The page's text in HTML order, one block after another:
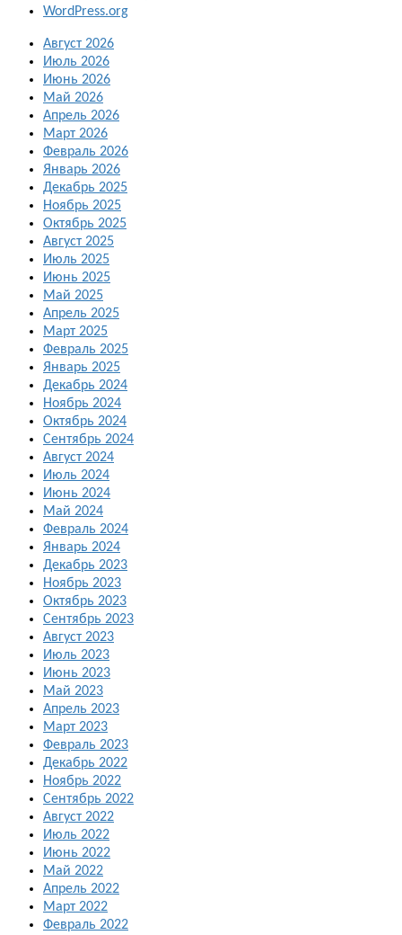
WordPress.org
Август 2026
Июль 2026
Июнь 2026
Май 2026
Апрель 2026
Март 2026
Февраль 2026
Январь 2026
Декабрь 2025
Ноябрь 2025
Октябрь 2025
Август 2025
Июль 2025
Июнь 2025
Май 2025
Апрель 2025
Март 2025
Февраль 2025
Январь 2025
Декабрь 2024
Ноябрь 2024
Октябрь 2024
Сентябрь 2024
Август 2024
Июль 2024
Июнь 2024
Май 2024
Февраль 2024
Январь 2024
Декабрь 2023
Ноябрь 2023
Октябрь 2023
Сентябрь 2023
Август 2023
Июль 2023
Июнь 2023
Май 2023
Апрель 2023
Март 2023
Февраль 2023
Декабрь 2022
Ноябрь 2022
Сентябрь 2022
Август 2022
Июль 2022
Июнь 2022
Май 2022
Апрель 2022
Март 2022
Февраль 2022